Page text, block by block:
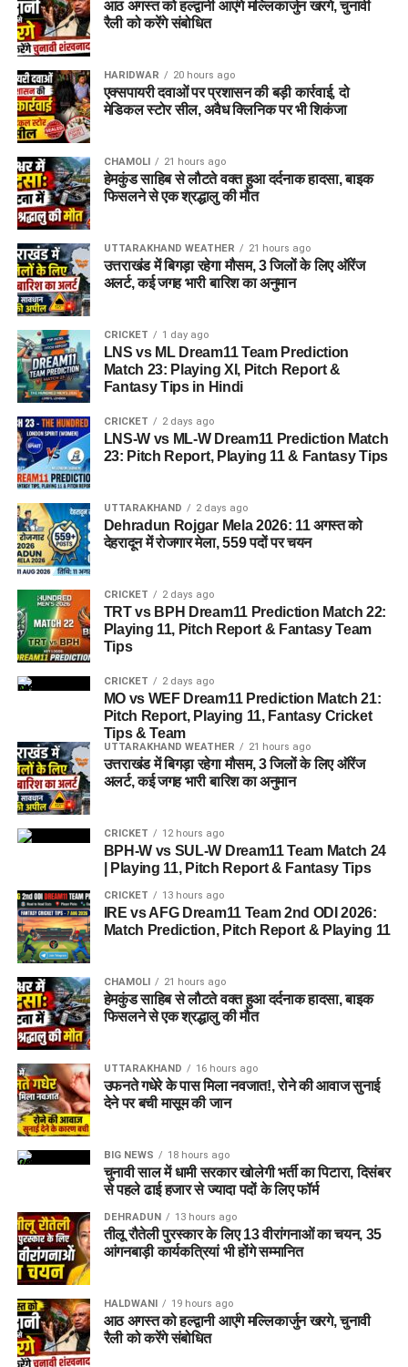
उत्कर्ष स्मॉल फाइनेंस बैंक (Utkarsh Small Finance Bank)
सीएएमपी-108 (CAMP-108)
एनआईटीटी लिमिटेड (NIIT Limited)
परिश्रम रिसोर्स प्राइवेट लिमिटेड
आईपीसीए (IPCA Laboratories)
मोचिको (Mochiko Shoes)
टीआई मेडिकोज (TI Medicos)
आईजोन (iZone)
Dehradun Rojgar Mela 2026 :
आवेदन और पंजीकरण प्रक्रिया (How
to Register)
क्षेत्रीय सेवायोजन अधिकारी ममता चौहान नेगी के अनुसार, रोजगार मेले में
भाग लेने के लिए अभ्यर्थियों का पंजीकरण
चुका है। इच्छुक अभ्यर्थी साक्षात्कार में शामिल होने से पहले किसी भी कार्य
दिवस में कार्यालय पहुंचकर अपना पंजीकरण करा सकते हैं।
आवश्यक दस्तावेज (Documents
Required):
मूल शैक्षिक प्रमाण पत्रएवं उनकी छायाप्रतियां
(Photocopies)
सेवायोजन कार्यालय का पंजीयन कार्ड
पासपोर्ट साइज फोटो
वैध पहचान पत्र(आधार कार्ड / वोटर आईडी आदि)
विभाग ने जिले के सभी योग्य एवं इच्छुक युवाओं से अपील की है कि वे समय
पर अपना पंजीकरण कराकर इस रोजगार अवसर का लाभ उठाएं।
आठ अगस्त को हल्द्वानी आएंगे मल्लिकार्जुन खरगे, चुनावी
रैली को करेंगे संबोधित
HARIDWAR 20 hours ago
एक्सपायरी दवाओं पर प्रशासन की बड़ी कार्रवाई, दो
मेडिकल स्टोर सील, अवैध क्लिनिक पर भी शिकंजा
CHAMOLI 21 hours ago
हेमकुंड साहिब से लौटते वक्त हुआ दर्दनाक हादसा, बाइक
फिसलने से एक श्रद्धालु की मौत
UTTARAKHAND WEATHER 21 hours ago
उत्तराखंड में बिगड़ा रहेगा मौसम, 3 जिलों के लिए ऑरेंज
अलर्ट, कई जगह भारी बारिश का अनुमान
CRICKET 1 day ago
LNS vs ML Dream11 Team Prediction
Match 23: Playing XI, Pitch Report &
Fantasy Tips in Hindi
CRICKET 2 days ago
LNS-W vs ML-W Dream11 Prediction Match
23: Pitch Report, Playing 11 & Fantasy Tips
UTTARAKHAND 2 days ago
Dehradun Rojgar Mela 2026: 11 अगस्त को
देहरादून में रोजगार मेला, 559 पदों पर चयन
CRICKET 2 days ago
TRT vs BPH Dream11 Prediction Match 22:
Playing 11, Pitch Report & Fantasy Team
Tips
CRICKET 2 days ago
MO vs WEF Dream11 Prediction Match 21:
Pitch Report, Playing 11, Fantasy Cricket
Tips & Team
UTTARAKHAND WEATHER 21 hours ago
उत्तराखंड में बिगड़ा रहेगा मौसम, 3 जिलों के लिए ऑरेंज
अलर्ट, कई जगह भारी बारिश का अनुमान
CRICKET 12 hours ago
BPH-W vs SUL-W Dream11 Team Match 24
| Playing 11, Pitch Report & Fantasy Tips
CRICKET 13 hours ago
IRE vs AFG Dream11 Team 2nd ODI 2026:
Match Prediction, Pitch Report & Playing 11
CHAMOLI 21 hours ago
हेमकुंड साहिब से लौटते वक्त हुआ दर्दनाक हादसा, बाइक
फिसलने से एक श्रद्धालु की मौत
UTTARAKHAND 16 hours ago
उफनते गधेरे के पास मिला नवजात!, रोने की आवाज सुनाई
देने पर बची मासूम की जान
BIG NEWS 18 hours ago
चुनावी साल में धामी सरकार खोलेगी भर्ती का पिटारा, दिसंबर
से पहले ढाई हजार से ज्यादा पदों के लिए फॉर्म
DEHRADUN 13 hours ago
तीलू रौतेली पुरस्कार के लिए 13 वीरांगनाओं का चयन, 35
आंगनबाड़ी कार्यकत्रियां भी होंगे सम्मानित
HALDWANI 19 hours ago
आठ अगस्त को हल्द्वानी आएंगे मल्लिकार्जुन खरगे, चुनावी
रैली को करेंगे संबोधित